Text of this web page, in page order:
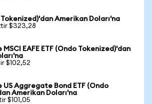
Amerikan Doları'na
$323,28
MSCI EAFE ETF (Ondo Tokenized)'dan
$102,52
US Aggregate Bond ETF (Ondo
Amerikan Doları'na
$101,05